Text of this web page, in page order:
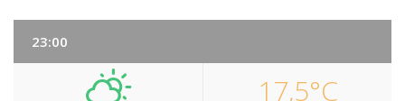
23:00
17,5°C